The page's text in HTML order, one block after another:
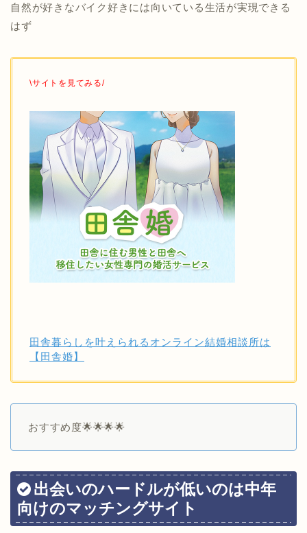
自然が好きなバイク好きには向いている生活が実現できる
はず
\サイトを見てみる/
田舎暮らしを叶えられるオンライン結婚相談所は
【田舎婚】
おすすめ度🌟🌟🌟🌟
出会いのハードルが低いのは中年
向けのマッチングサイト